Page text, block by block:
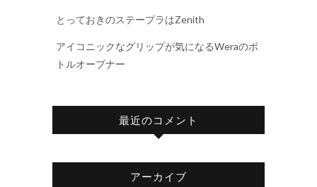
とっておきのステープラはZenith
アイコニックなグリップが気になるWeraのボ
トルオープナー
最近のコメント
アーカイブ